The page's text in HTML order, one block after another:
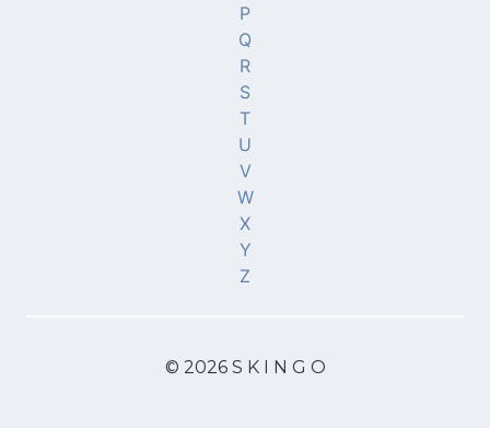
P
Q
R
S
T
U
V
W
X
Y
Z
© 2026 S K I N G O